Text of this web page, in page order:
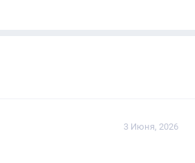
3 Июня, 2026